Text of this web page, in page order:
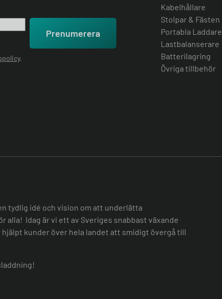
Prenumerera
.
Kabelhållare
Stolpar & Fästen
Portabla Laddare
Lastbalanserare
Batterilagring
Övriga tillbehör
tydlig idé och vision om att underlätta
Idag är vi ett av Sveriges snabbast växande
kunder över hela landet att smidigt övergå till